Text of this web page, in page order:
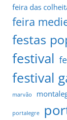
feira das
feira
festas
festival
festival
marvão
portalegre